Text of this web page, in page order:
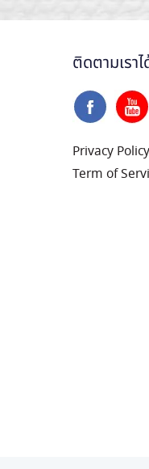
ติดตามเรา
Privacy Policy
Term of